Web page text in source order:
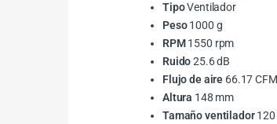
TipoVentilador
Peso1000 g
RPM1550 rpm
Ruido25.6 dB
Flujo de aire 66.17 CFM
Altura 148 mm
Tamaño ventilador120